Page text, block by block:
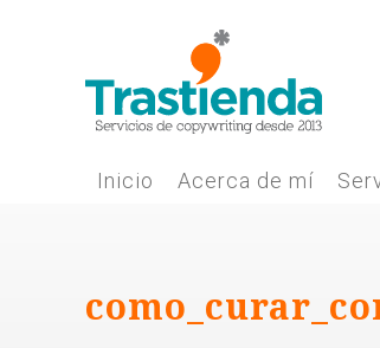
Inicio Acerca de mí